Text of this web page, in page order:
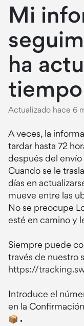
Mi
ha
tiempo
Actualizado hace 6
A veces, la
tardar hasta 72
después del
Cuando se le
días en
mueve entre las
No se preocupe
esté en camino y
Siempre puede
través de nuestro
https://
Introduce el
en la
📦 .